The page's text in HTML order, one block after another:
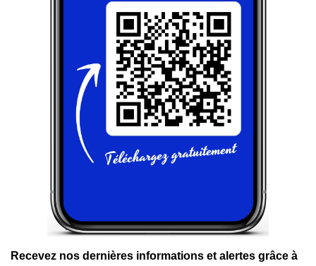
Recevez nos dernières informations et alertes grâce à